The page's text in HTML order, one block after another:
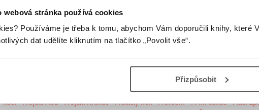
webová stránka používá cookies
Používáme je třeba k tomu, abychom Vám doporučili knihy, které
dat udělíte kliknutím na tlačítko „Povolit vše“.
Přizpůsobit
Moře inkoustu a zlata
Moře nálezů a ztrát
hvězdy
nejpo Nejtemnější část lesa Někdo jako ty Neřádi Nespoutaný
Noční partie Nocte Noví alchymisté Nozaki Nyxia Odkaz dračích jezdců
Panovo znamení Panův tajemný odkaz
Pomněnka Pomsta & rozbřesk
Pozorovatelka Prázdné sliby Příběh magie Příběhy
noci
Projekt Alfa Projekt Kronos Prokletý trůn Proroctví První konec Ptačí